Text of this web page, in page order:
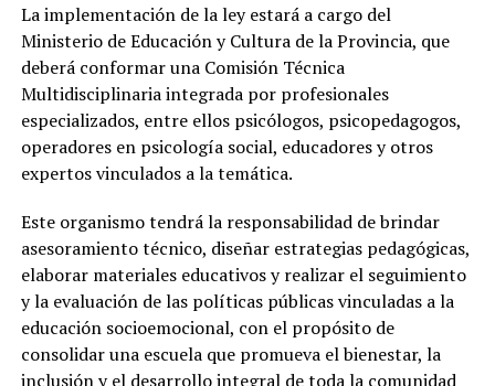
La implementación de la ley estará a cargo del
Ministerio de Educación y Cultura de la Provincia, que
deberá conformar una Comisión Técnica
Multidisciplinaria integrada por profesionales
especializados, entre ellos psicólogos, psicopedagogos,
operadores en psicología social, educadores y otros
expertos vinculados a la temática.
Este organismo tendrá la responsabilidad de brindar
asesoramiento técnico, diseñar estrategias pedagógicas,
elaborar materiales educativos y realizar el seguimiento
y la evaluación de las políticas públicas vinculadas a la
educación socioemocional, con el propósito de
consolidar una escuela que promueva el bienestar, la
inclusión y el desarrollo integral de toda la comunidad